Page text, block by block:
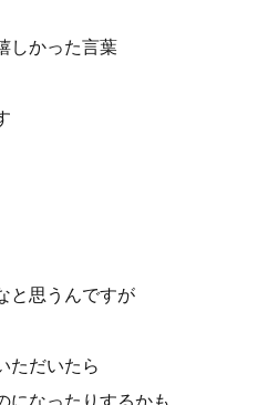
しかった言葉
と思うんですが
ただいたら